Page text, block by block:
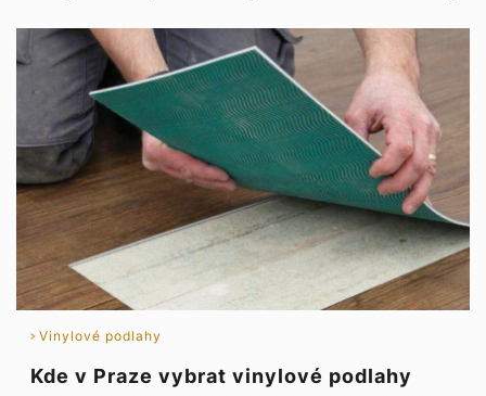
Vinylové podlahy
Kde v Praze vybrat vinylové podlahy